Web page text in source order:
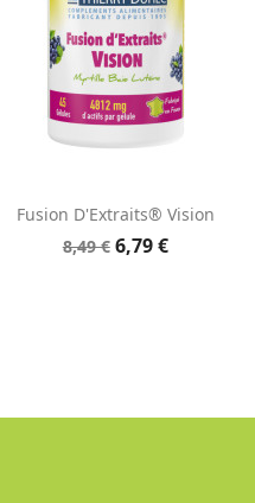
Aperçu rapide
Fusion D'Extraits® Vision
8,49 € 6,79 €